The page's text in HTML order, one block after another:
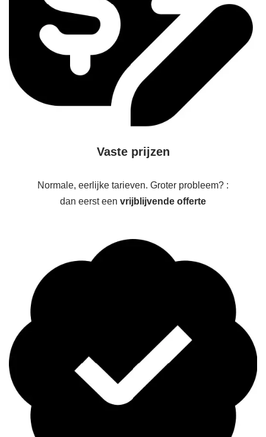
Vaste prijzen
Normale, eerlijke tarieven. Groter probleem? :
dan eerst een vrijblijvende offerte